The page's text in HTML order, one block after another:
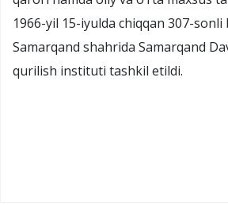
1966-yil 15-iyulda chiqqan 307-sonli
Samarqand shahrida Samarqand
qurilish instituti tashkil etildi.